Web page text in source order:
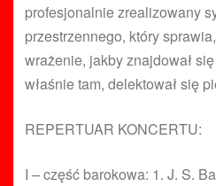
profesjonalnie zrealizowany
przestrzennego, który
wrażenie, jakby znajdował
właśnie tam, delektował się
REPERTUAR KONCERTU:
I – część barokowa: 1. J. S.